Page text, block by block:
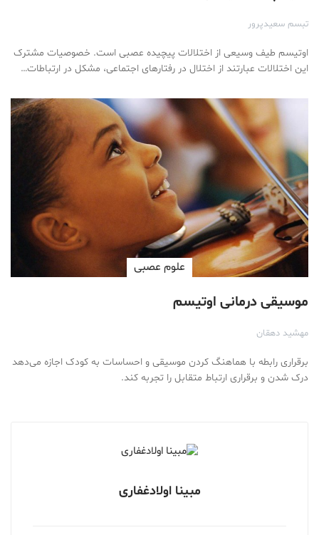
تبسم سعیدپرور
اوتیسم طیف وسیعی از اختلالات پیچیده عصبی است. خصوصیات مشترک
این اختلالات عبارتند از اختلال در رفتارهای اجتماعی، مشکل در ارتباطات…
علوم عصبی
موسیقی درمانی اوتیسم
مهشید دهقان
برقراری رابطه با هماهنگ کردن موسیقی و احساسات به کودک اجازه می‌دهد
درک شدن و برقراری ارتباط متقابل را تجربه کند.
مبینا اولادغفاری